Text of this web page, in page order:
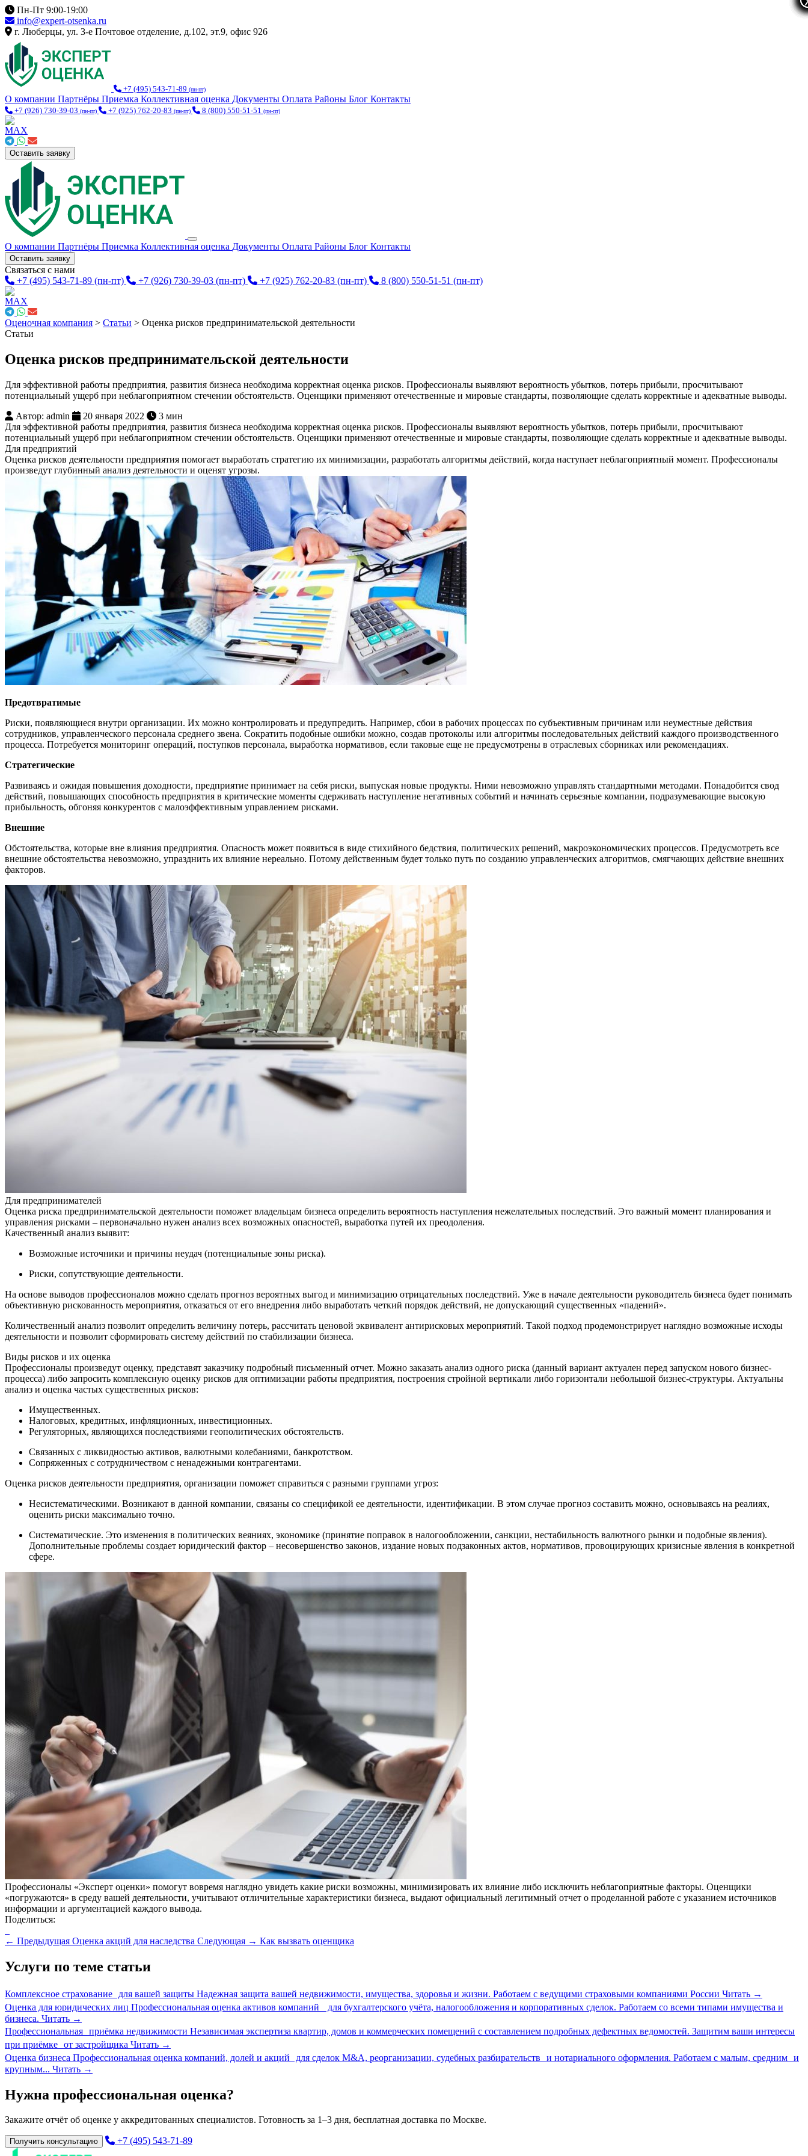
Пн-Пт 9:00-19:00
info@expert-otsenka.ru
г. Люберцы, ул. 3-е Почтовое отделение, д.102, эт.9, офис 926
+7 (495) 543-71-89 (пн-пт)
О компании Партнёры Приемка Коллективная оценка Документы Оплата Районы Блог Контакты
+7 (926) 730-39-03 (пн-пт) +7 (925) 762-20-83 (пн-пт) 8 (800) 550-51-51 (пн-пт)
Оставить заявку
О компании Партнёры Приемка Коллективная оценка Документы Оплата Районы Блог Контакты
Оставить заявку
Связаться с нами
+7 (495) 543-71-89 (пн-пт) +7 (926) 730-39-03 (пн-пт) +7 (925) 762-20-83 (пн-пт) 8 (800) 550-51-51 (пн-пт)
Оценочная компания > Статьи > Оценка рисков предпринимательской деятельности
Статьи
Оценка рисков предпринимательской деятельности
Для эффективной работы предприятия, развития бизнеса необходима корректная оценка рисков. Профессионалы выявляют вероятность убытков, потерь прибыли, просчитывают
потенциальный ущерб при неблагоприятном стечении обстоятельств. Оценщики применяют отечественные и мировые стандарты, позволяющие сделать корректные и адекватные выводы.
Автор: admin
20 января 2022
3 мин
Для эффективной работы предприятия, развития бизнеса необходима корректная оценка рисков. Профессионалы выявляют вероятность убытков, потерь прибыли, просчитывают
потенциальный ущерб при неблагоприятном стечении обстоятельств. Оценщики применяют отечественные и мировые стандарты, позволяющие сделать корректные и адекватные выводы.
Для предприятий
Оценка рисков деятельности предприятия помогает выработать стратегию их минимизации, разработать алгоритмы действий, когда наступает неблагоприятный момент. Профессионалы
произведут глубинный анализ деятельности и оценят угрозы.
Предотвратимые
Риски, появляющиеся внутри организации. Их можно контролировать и предупредить. Например, сбои в рабочих процессах по субъективным причинам или неуместные действия
сотрудников, управленческого персонала среднего звена. Сократить подобные ошибки можно, создав протоколы или алгоритмы последовательных действий каждого производственного
процесса. Потребуется мониторинг операций, поступков персонала, выработка нормативов, если таковые еще не предусмотрены в отраслевых сборниках или рекомендациях.
Стратегические
Развиваясь и ожидая повышения доходности, предприятие принимает на себя риски, выпуская новые продукты. Ними невозможно управлять стандартными методами. Понадобится свод
действий, повышающих способность предприятия в критические моменты сдерживать наступление негативных событий и начинать серьезные компании, подразумевающие высокую
прибыльность, обгоняя конкурентов с малоэффективным управлением рисками.
Внешние
Обстоятельства, которые вне влияния предприятия. Опасность может появиться в виде стихийного бедствия, политических решений, макроэкономических процессов. Предусмотреть все
внешние обстоятельства невозможно, упразднить их влияние нереально. Потому действенным будет только путь по созданию управленческих алгоритмов, смягчающих действие внешних
факторов.
Для предпринимателей
Оценка риска предпринимательской деятельности поможет владельцам бизнеса определить вероятность наступления нежелательных последствий. Это важный момент планирования и
управления рисками – первоначально нужен анализ всех возможных опасностей, выработка путей их преодоления.
Качественный анализ выявит:
Возможные источники и причины неудач (потенциальные зоны риска).
Риски, сопутствующие деятельности.
На основе выводов профессионалов можно сделать прогноз вероятных выгод и минимизацию отрицательных последствий. Уже в начале деятельности руководитель бизнеса будет понимать
объективную рискованность мероприятия, отказаться от его внедрения либо выработать четкий порядок действий, не допускающий существенных «падений».
Количественный анализ позволит определить величину потерь, рассчитать ценовой эквивалент антирисковых мероприятий. Такой подход продемонстрирует наглядно возможные исходы
деятельности и позволит сформировать систему действий по стабилизации бизнеса.
Виды рисков и их оценка
Профессионалы произведут оценку, представят заказчику подробный письменный отчет. Можно заказать анализ одного риска (данный вариант актуален перед запуском нового бизнес-
процесса) либо запросить комплексную оценку рисков для оптимизации работы предприятия, построения стройной вертикали либо горизонтали небольшой бизнес-структуры. Актуальны
анализ и оценка частых существенных рисков:
Имущественных.
Налоговых, кредитных, инфляционных, инвестиционных.
Регуляторных, являющихся последствиями геополитических обстоятельств.
Связанных с ликвидностью активов, валютными колебаниями, банкротством.
Сопряженных с сотрудничеством с ненадежными контрагентами.
Оценка рисков деятельности предприятия, организации поможет справиться с разными группами угроз:
Несистематическими. Возникают в данной компании, связаны со спецификой ее деятельности, идентификации. В этом случае прогноз составить можно, основываясь на реалиях,
оценить риски максимально точно.
Систематические. Это изменения в политических веяниях, экономике (принятие поправок в налогообложении, санкции, нестабильность валютного рынки и подобные явления).
Дополнительные проблемы создает юридический фактор – несовершенство законов, издание новых подзаконных актов, нормативов, провоцирующих кризисные явления в конкретной
сфере.
Профессионалы «Эксперт оценки» помогут вовремя наглядно увидеть какие риски возможны, минимизировать их влияние либо исключить неблагоприятные факторы. Оценщики
«погружаются» в среду вашей деятельности, учитывают отличительные характеристики бизнеса, выдают официальный легитимный отчет о проделанной работе с указанием источников
информации и аргументацией каждого вывода.
Поделиться:
← Предыдущая Оценка акций для наследства Следующая → Как вызвать оценщика
Услуги по теме статьи
Комплексное страхование для вашей защиты Надежная защита вашей недвижимости, имущества, здоровья и жизни. Работаем с ведущими страховыми компаниями России Читать →
Оценка для юридических лиц Профессиональная оценка активов компаний для бухгалтерского учёта, налогообложения и корпоративных сделок. Работаем со всеми типами имущества и
бизнеса. Читать →
Профессиональная приёмка недвижимости Независимая экспертиза квартир, домов и коммерческих помещений с составлением подробных дефектных ведомостей. Защитим ваши интересы
при приёмке от застройщика Читать →
Оценка бизнеса Профессиональная оценка компаний, долей и акций для сделок M&A, реорганизации, судебных разбирательств и нотариального оформления. Работаем с малым, средним и
крупным... Читать →
Нужна профессиональная оценка?
Закажите отчёт об оценке у аккредитованных специалистов. Готовность за 1–3 дня, бесплатная доставка по Москве.
Получить консультацию +7 (495) 543-71-89